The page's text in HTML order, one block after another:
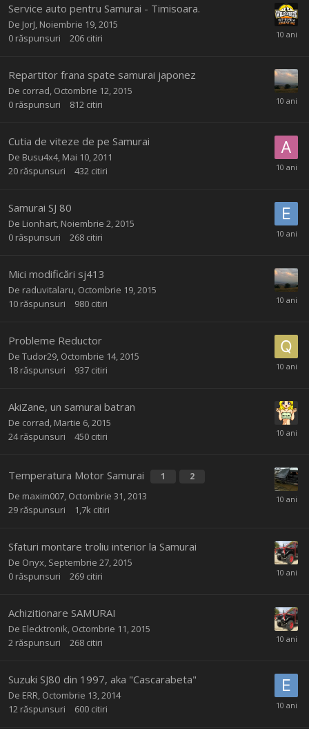
Service auto pentru Samurai - Timisoara.
De JorJ Noiembrie 19, 2015
0 răspunsuri 206 citiri
Repartitor frana spate samurai japonez
De corrad Octombrie 12, 2015
0 răspunsuri 812 citiri
Cutia de viteze de pe Samurai
De Busu4x4, Mai 10, 2011
20 răspunsuri 432 citiri
Samurai SJ 80
De Lionhart Noiembrie 2, 2015
0 răspunsuri 268 citiri
Mici modificări sj413
De raduvitalaru Octombrie 19, 2015
10 răspunsuri 980 citiri
Probleme Reductor
De Tudor29 Octombrie 14, 2015
18 răspunsuri 937 citiri
AkiZane, un samurai batran
De corrad Martie 6, 2015
24 răspunsuri 450 citiri
Temperatura Motor Samurai 1 2
De maxim007 Octombrie 31, 2013
29 răspunsuri 1,7k citiri
Sfaturi montare troliu interior la Samurai
De Onyx Septembrie 27, 2015
0 răspunsuri 269 citiri
Achizitionare SAMURAI
De Elecktronik Octombrie 11, 2015
2 răspunsuri 268 citiri
Suzuki SJ80 din 1997, aka "Cascarabeta"
De ERR Octombrie 13, 2014
12 răspunsuri 600 citiri